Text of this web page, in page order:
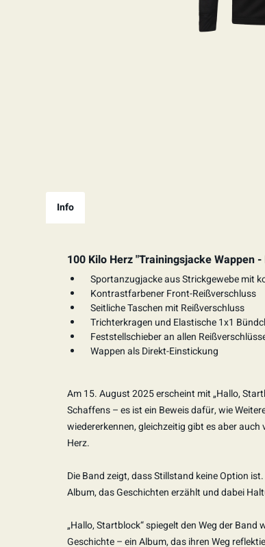
Info
100 Kilo Herz "Trainingsjacke Wappen
Sportanzugjacke aus Strickgewebe mit
Kontrastfarbener Front-Reißverschluss
Seitliche Taschen mit Reißverschluss
Trichterkragen und Elastische 1x1
Feststellschieber an allen
Wappen als Direkt-Einstickung
Am 15. August 2025 erscheint mit „Hallo,
Schaffens – es ist ein Beweis dafür, wie
wiedererkennen, gleichzeitig gibt es aber
Herz.
Die Band zeigt, dass Stillstand keine Option
Album, das Geschichten erzählt und dabei
„Hallo, Startblock“ spiegelt den Weg der
Geschichte – ein Album, das ihren Weg